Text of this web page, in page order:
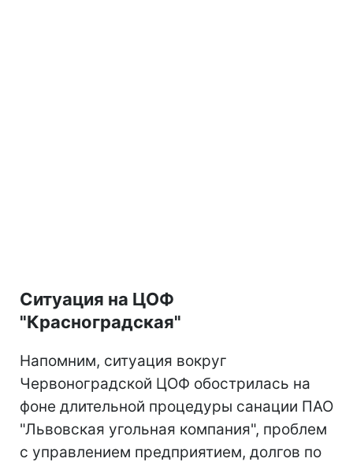
Ситуация на ЦОФ
"Красноградская"
Напомним, ситуация вокруг
Червоноградской ЦОФ обострилась на
фоне длительной процедуры санации ПАО
"Львовская угольная компания", проблем
с управлением предприятием, долгов по